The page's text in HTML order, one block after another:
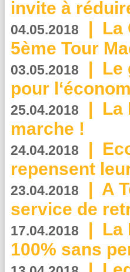
invite à
04.05.2018 | La
5ème Tour
03.05.2018 | Le
pour
25.04.2018 | La
marche !
24.04.2018 |
repensent
23.04.2018 | A
service de
17.04.2018 | La
100% sans